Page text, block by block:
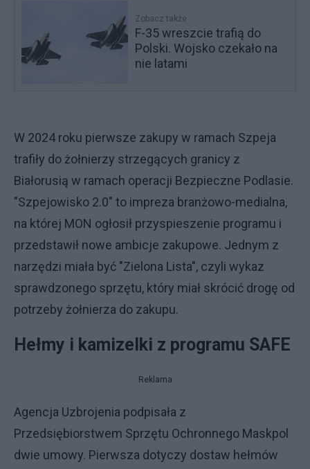
Zobacz także
F-35 wreszcie trafią do
Polski. Wojsko czekało na
nie latami
W 2024 roku pierwsze zakupy w ramach Szpeja
trafiły do żołnierzy strzegących granicy z
Białorusią w ramach operacji Bezpieczne Podlasie.
"Szpejowisko 2.0" to impreza branżowo-medialna,
na której MON ogłosił przyspieszenie programu i
przedstawił nowe ambicje zakupowe. Jednym z
narzędzi miała być "Zielona Lista", czyli wykaz
sprawdzonego sprzętu, który miał skrócić drogę od
potrzeby żołnierza do zakupu.
Hełmy i kamizelki z programu SAFE
Reklama
Agencja Uzbrojenia podpisała z
Przedsiębiorstwem Sprzętu Ochronnego Maskpol
dwie umowy. Pierwsza dotyczy dostaw hełmów